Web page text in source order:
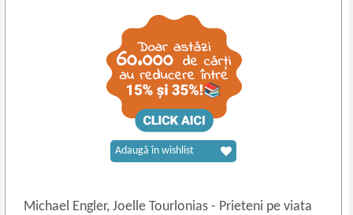
Michael Engler, Joelle Tourlonias- Prieteni pe viata
Adaugă în wishlist